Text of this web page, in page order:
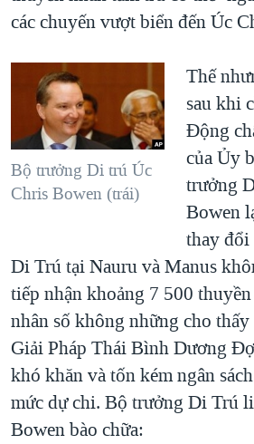
các chuyến vượt biển đến Úc
Bộ trưởng Di trú Úc
Chris Bowen (trái)
Thế
sau khi
Động
của Ủy
trưởng
Bowen
thay đổi
Di Trú tại Nauru và Manus
tiếp nhận khoảng 7 500
nhân số không những cho thấy
Giải Pháp Thái Bình Dương
khó khăn và tốn kém ngân
mức dự chi. Bộ trưởng Di Trú
Bowen bào chữa: